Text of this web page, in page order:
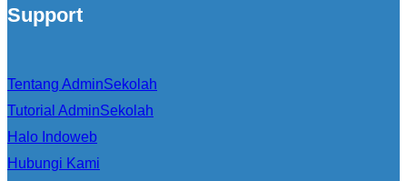
Support
Tentang AdminSekolah
Tutorial AdminSekolah
Halo Indoweb
Hubungi Kami